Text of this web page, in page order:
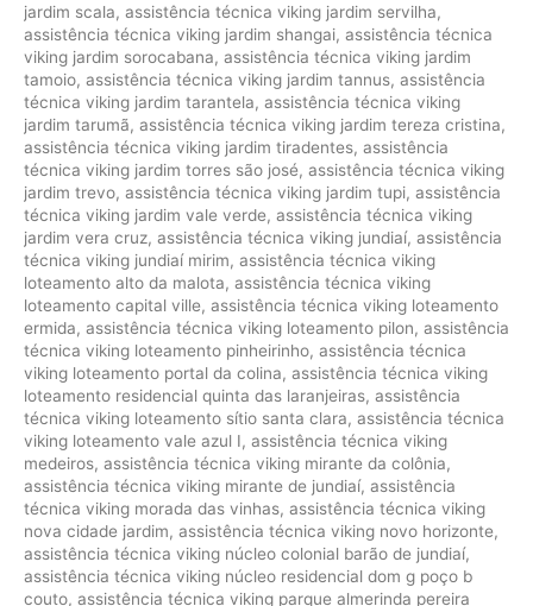
jardim scala, assistência técnica viking jardim servilha,
assistência técnica viking jardim shangai, assistência técnica
viking jardim sorocabana, assistência técnica viking jardim
tamoio, assistência técnica viking jardim tannus, assistência
técnica viking jardim tarantela, assistência técnica viking
jardim tarumã, assistência técnica viking jardim tereza cristina,
assistência técnica viking jardim tiradentes, assistência
técnica viking jardim torres são josé, assistência técnica viking
jardim trevo, assistência técnica viking jardim tupi, assistência
técnica viking jardim vale verde, assistência técnica viking
jardim vera cruz, assistência técnica viking jundiaí, assistência
técnica viking jundiaí mirim, assistência técnica viking
loteamento alto da malota, assistência técnica viking
loteamento capital ville, assistência técnica viking loteamento
ermida, assistência técnica viking loteamento pilon, assistência
técnica viking loteamento pinheirinho, assistência técnica
viking loteamento portal da colina, assistência técnica viking
loteamento residencial quinta das laranjeiras, assistência
técnica viking loteamento sítio santa clara, assistência técnica
viking loteamento vale azul I, assistência técnica viking
medeiros, assistência técnica viking mirante da colônia,
assistência técnica viking mirante de jundiaí, assistência
técnica viking morada das vinhas, assistência técnica viking
nova cidade jardim, assistência técnica viking novo horizonte,
assistência técnica viking núcleo colonial barão de jundiaí,
assistência técnica viking núcleo residencial dom g poço b
couto, assistência técnica viking parque almerinda pereira